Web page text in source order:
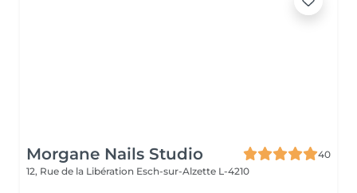
Morgane Nails Studio
40
12, Rue de la Libération Esch-sur-Alzette L-4210